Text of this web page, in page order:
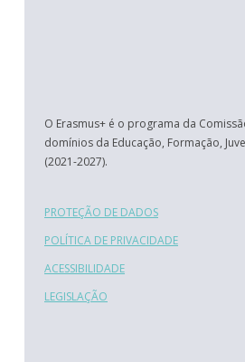
O Erasmus+ é o programa da
domínios da Educação, Formação,
(2021-2027).
PROTEÇÃO DE DADOS
POLÍTICA DE PRIVACIDADE
ACESSIBILIDADE
LEGISLAÇÃO